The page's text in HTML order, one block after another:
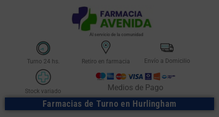
Al servicio de la comunidad
Turno 24 hs. Retiro en farmacia Envío a Domicilio
Stock variado Medios de Pago
Farmacias de Turno en Hurlingham